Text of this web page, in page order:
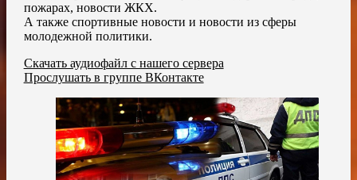
пожарах, новости ЖКХ.
А также спортивные новости и новости из сферы
молодежной политики.
Скачать аудиофайл с нашего сервера
Прослушать в группе ВКонтакте